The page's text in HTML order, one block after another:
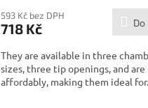
593 Kč bez DPH
718 Kč Do
They are available in three
sizes, three tip openings, and are
affordably, making them ideal